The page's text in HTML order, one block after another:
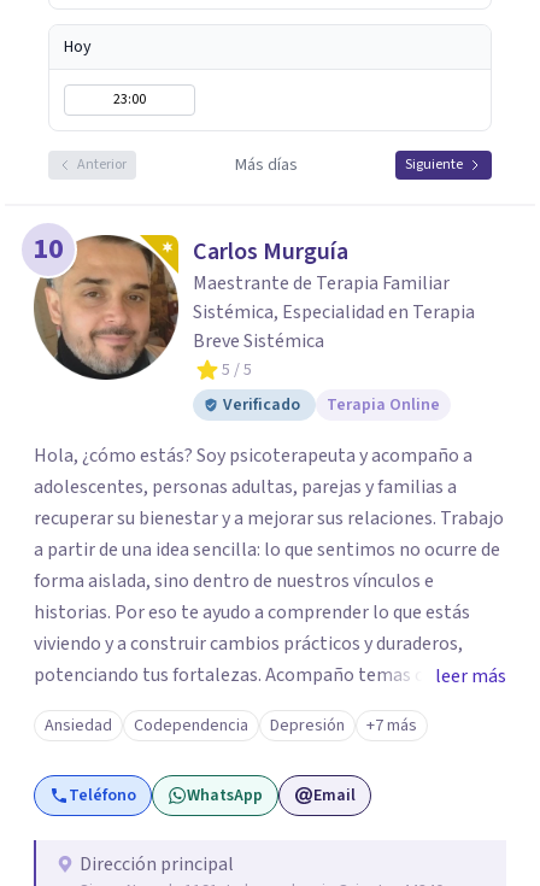
Hoy
23:00
Anterior Más días Siguiente
10 Carlos Murguía
Maestrante de Terapia Familiar
Sistémica, Especialidad en Terapia
Breve Sistémica
5 / 5
Verificado
Terapia Online
Hola, ¿cómo estás? Soy psicoterapeuta y acompaño a
adolescentes, personas adultas, parejas y familias a
recuperar su bienestar y a mejorar sus relaciones. Trabajo
a partir de una idea sencilla: lo que sentimos no ocurre de
forma aislada, sino dentro de nuestros vínculos e
historias. Por eso te ayudo a comprender lo que estás
viviendo y a construir cambios prácticos y duraderos,
potenciando tus fortalezas. Acompaño temas como
ansiedad, depresión, duelo, autoestima, estrés laboral y
dificultades de pareja o familia. Brindo psicoterapia
presencial en Guadalajara y también en línea. Si sientes
que es momento de dar el primer paso, puedes agendar
Psicoterapia individual -Terapia familiar -Terapia de
leer más
Ansiedad Codependencia Depresión +7 más
Teléfono WhatsApp Email
Dirección principal